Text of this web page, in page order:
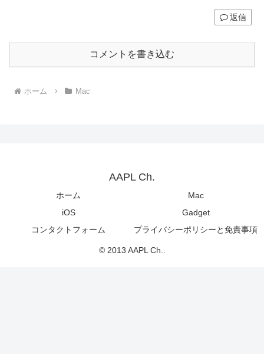
返信
コメントを書き込む
ホーム Mac
AAPL Ch.
ホーム
Mac
iOS
Gadget
コンタクトフォーム
プライバシーポリシーと免責事項
© 2013 AAPL Ch..